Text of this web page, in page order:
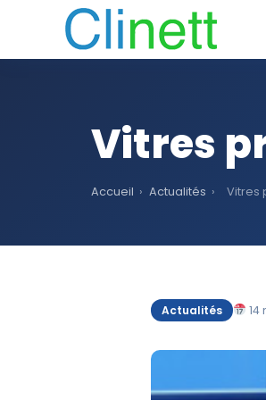
Vitres
Accueil › Actualités › Vitres
Actualités 14